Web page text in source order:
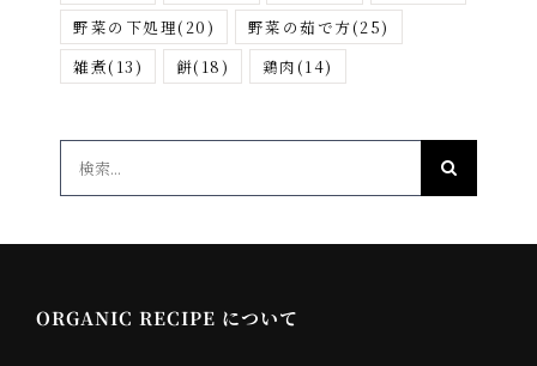
野菜の下処理(20) 野菜の茹で方(25)
雑煮(13) 餅(18) 鶏肉(14)
ORGANIC RECIPE について